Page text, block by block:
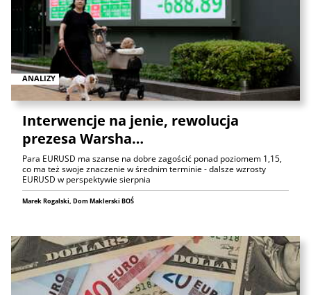
ANALIZY
Interwencje na jenie, rewolucja
prezesa Warsha…
Para EURUSD ma szanse na dobre zagościć ponad poziomem 1,15,
co ma też swoje znaczenie w średnim terminie - dalsze wzrosty
EURUSD w perspektywie sierpnia
Marek Rogalski, Dom Maklerski BOŚ